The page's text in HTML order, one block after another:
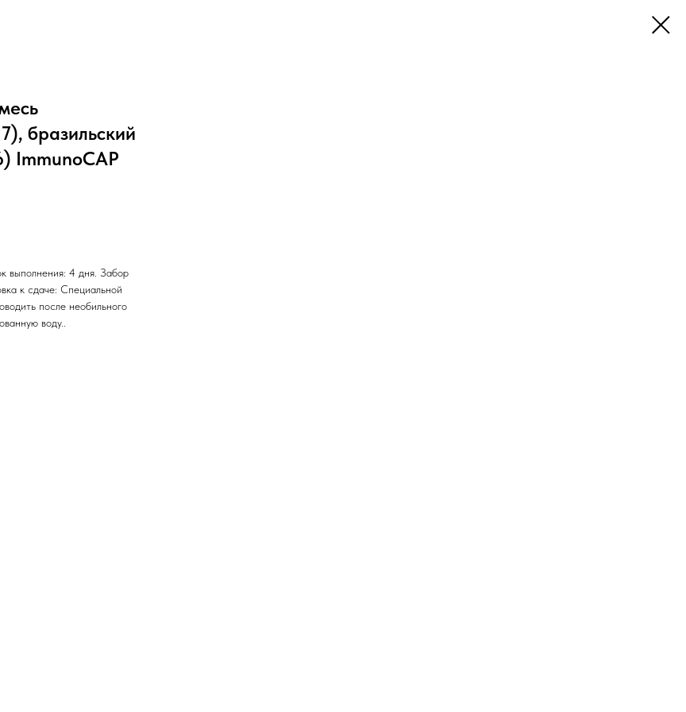
бразильский
ImmunoCAP
выполнения: 4 дня. Забор
к сдаче: Специальной
после необильного
воду..